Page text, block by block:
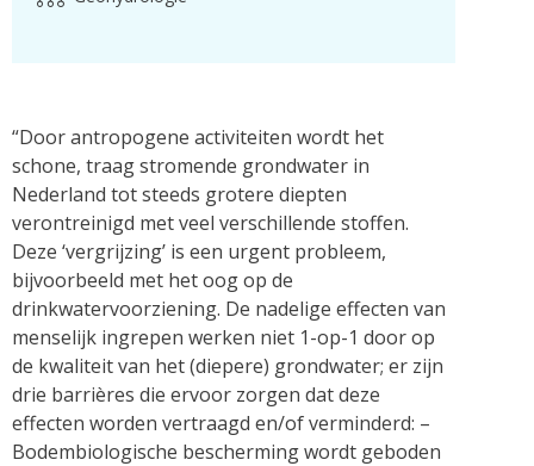
“Door antropogene activiteiten wordt het
schone, traag stromende grondwater in
Nederland tot steeds grotere diepten
verontreinigd met veel verschillende stoffen.
Deze ‘vergrijzing’ is een urgent probleem,
bijvoorbeeld met het oog op de
drinkwatervoorziening. De nadelige effecten van
menselijk ingrepen werken niet 1-op-1 door op
de kwaliteit van het (diepere) grondwater; er zijn
drie barrières die ervoor zorgen dat deze
effecten worden vertraagd en/of verminderd: –
Bodembiologische bescherming wordt geboden